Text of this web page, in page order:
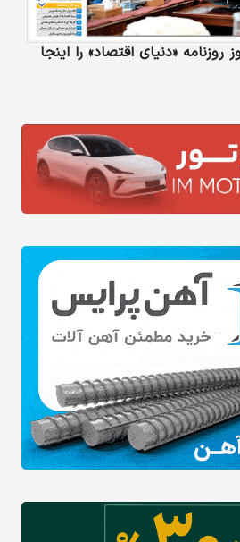
«دنیای‌ اقتصاد» را اینجا